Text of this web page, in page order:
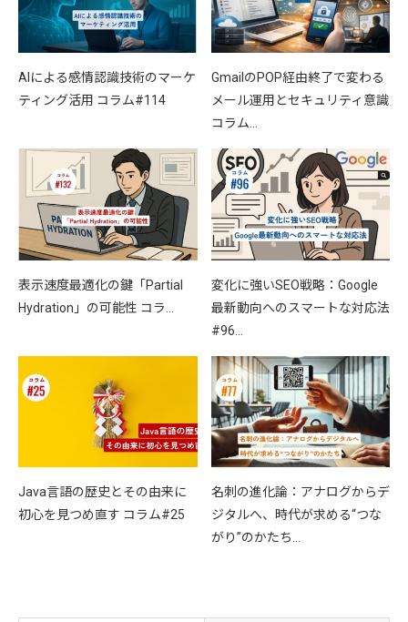
AIによる感情認識技術のマーケ
ティング活用 コラム#114
GmailのPOP経由終了で変わる
メール運用とセキュリティ意識
コラム…
表示速度最適化の鍵「Partial
Hydration」の可能性 コラ…
変化に強いSEO戦略：Google
最新動向へのスマートな対応法
#96…
Java言語の歴史とその由来に
初心を見つめ直す コラム#25
名刺の進化論：アナログからデ
ジタルへ、時代が求める“つな
がり”のかたち…